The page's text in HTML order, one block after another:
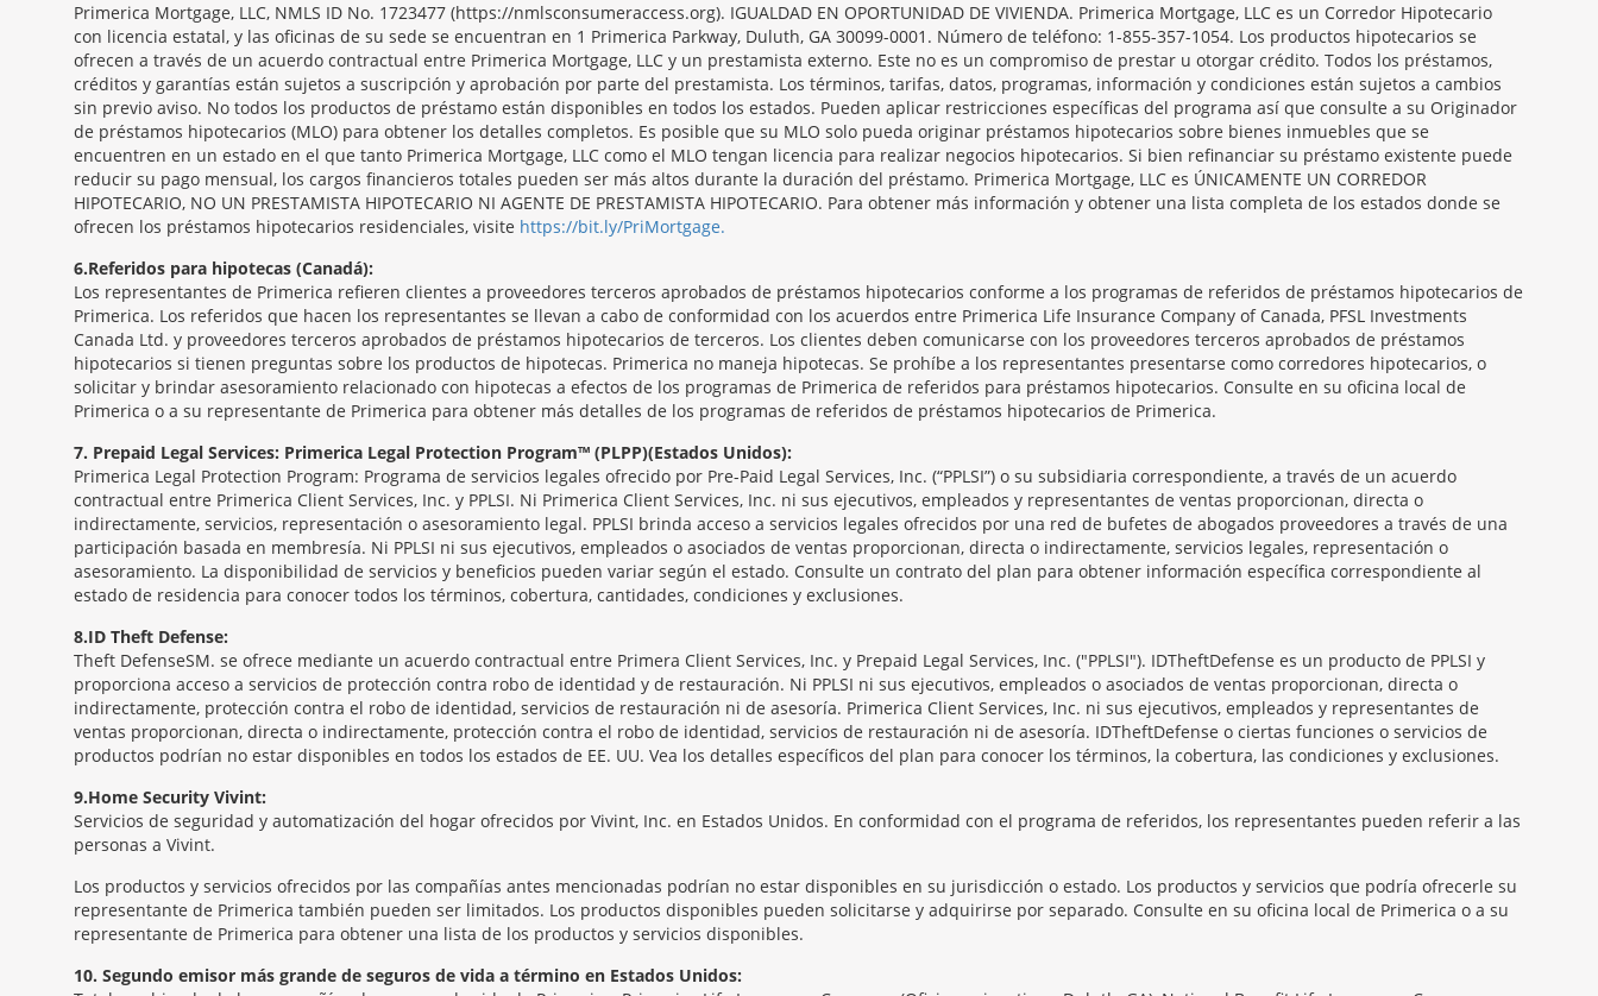
Primerica Mortgage, LLC, NMLS ID No. 1723477 (https://nmlsconsumeraccess.org). IGUALDAD EN OPORTUNIDAD DE VIVIENDA. Primerica Mortgage, LLC es un Corredor Hipotecario
con licencia estatal, y las oficinas de su sede se encuentran en 1 Primerica Parkway, Duluth, GA 30099-0001. Número de teléfono: 1-855-357-1054. Los productos hipotecarios se
ofrecen a través de un acuerdo contractual entre Primerica Mortgage, LLC y un prestamista externo. Este no es un compromiso de prestar u otorgar crédito. Todos los préstamos,
créditos y garantías están sujetos a suscripción y aprobación por parte del prestamista. Los términos, tarifas, datos, programas, información y condiciones están sujetos a cambios
sin previo aviso. No todos los productos de préstamo están disponibles en todos los estados. Pueden aplicar restricciones específicas del programa así que consulte a su Originador
de préstamos hipotecarios (MLO) para obtener los detalles completos. Es posible que su MLO solo pueda originar préstamos hipotecarios sobre bienes inmuebles que se
encuentren en un estado en el que tanto Primerica Mortgage, LLC como el MLO tengan licencia para realizar negocios hipotecarios. Si bien refinanciar su préstamo existente puede
reducir su pago mensual, los cargos financieros totales pueden ser más altos durante la duración del préstamo. Primerica Mortgage, LLC es ÚNICAMENTE UN CORREDOR
HIPOTECARIO, NO UN PRESTAMISTA HIPOTECARIO NI AGENTE DE PRESTAMISTA HIPOTECARIO. Para obtener más información y obtener una lista completa de los estados donde se
ofrecen los préstamos hipotecarios residenciales, visite https://bit.ly/PriMortgage.
6 Referidos para hipotecas (Canadá):
Los representantes de Primerica refieren clientes a proveedores terceros aprobados de préstamos hipotecarios conforme a los programas de referidos de préstamos hipotecarios de
Primerica. Los referidos que hacen los representantes se llevan a cabo de conformidad con los acuerdos entre Primerica Life Insurance Company of Canada, PFSL Investments
Canada Ltd. y proveedores terceros aprobados de préstamos hipotecarios de terceros. Los clientes deben comunicarse con los proveedores terceros aprobados de préstamos
hipotecarios si tienen preguntas sobre los productos de hipotecas. Primerica no maneja hipotecas. Se prohíbe a los representantes presentarse como corredores hipotecarios, o
solicitar y brindar asesoramiento relacionado con hipotecas a efectos de los programas de Primerica de referidos para préstamos hipotecarios. Consulte en su oficina local de
Primerica o a su representante de Primerica para obtener más detalles de los programas de referidos de préstamos hipotecarios de Primerica.
7 Prepaid Legal Services: Primerica Legal Protection Program™ (PLPP)(Estados Unidos):
Primerica Legal Protection Program: Programa de servicios legales ofrecido por Pre-Paid Legal Services, Inc. (“PPLSI”) o su subsidiaria correspondiente, a través de un acuerdo
contractual entre Primerica Client Services, Inc. y PPLSI. Ni Primerica Client Services, Inc. ni sus ejecutivos, empleados y representantes de ventas proporcionan, directa o
indirectamente, servicios, representación o asesoramiento legal. PPLSI brinda acceso a servicios legales ofrecidos por una red de bufetes de abogados proveedores a través de una
participación basada en membresía. Ni PPLSI ni sus ejecutivos, empleados o asociados de ventas proporcionan, directa o indirectamente, servicios legales, representación o
asesoramiento. La disponibilidad de servicios y beneficios pueden variar según el estado. Consulte un contrato del plan para obtener información específica correspondiente al
estado de residencia para conocer todos los términos, cobertura, cantidades, condiciones y exclusiones.
8 ID Theft Defense:
Theft DefenseSM se ofrece mediante un acuerdo contractual entre Primera Client Services, Inc. y Prepaid Legal Services, Inc. ("PPLSI"). IDTheftDefense es un producto de PPLSI y
proporciona acceso a servicios de protección contra robo de identidad y de restauración. Ni PPLSI ni sus ejecutivos, empleados o asociados de ventas proporcionan, directa o
indirectamente, protección contra el robo de identidad, servicios de restauración ni de asesoría. Primerica Client Services, Inc. ni sus ejecutivos, empleados y representantes de
ventas proporcionan, directa o indirectamente, protección contra el robo de identidad, servicios de restauración ni de asesoría. IDTheftDefense o ciertas funciones o servicios de
productos podrían no estar disponibles en todos los estados de EE. UU. Vea los detalles específicos del plan para conocer los términos, la cobertura, las condiciones y exclusiones.
9 Home Security Vivint:
Servicios de seguridad y automatización del hogar ofrecidos por Vivint, Inc. en Estados Unidos. En conformidad con el programa de referidos, los representantes pueden referir a las
personas a Vivint.
Los productos y servicios ofrecidos por las compañías antes mencionadas podrían no estar disponibles en su jurisdicción o estado. Los productos y servicios que podría ofrecerle su
representante de Primerica también pueden ser limitados. Los productos disponibles pueden solicitarse y adquirirse por separado. Consulte en su oficina local de Primerica o a su
representante de Primerica para obtener una lista de los productos y servicios disponibles.
10 Segundo emisor más grande de seguros de vida a término en Estados Unidos: